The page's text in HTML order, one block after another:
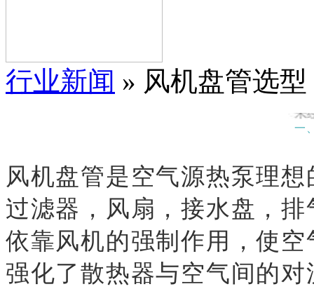
行业新闻 » 风机盘管选
一
风机盘管是空气源热泵理
过滤器，风扇，接水盘，
依靠风机的强制作用，使
强化了散热器与空气间的